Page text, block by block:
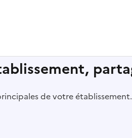
de votre établissement.